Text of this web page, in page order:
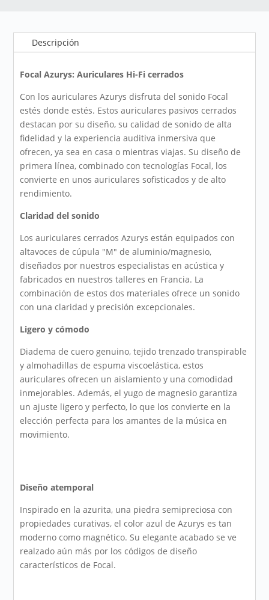
Descripción
Focal Azurys: Auriculares Hi-Fi cerrados
Con los auriculares Azurys disfruta del sonido Focal
estés donde estés. Estos auriculares pasivos cerrados
destacan por su diseño, su calidad de sonido de alta
fidelidad y la experiencia auditiva inmersiva que
ofrecen, ya sea en casa o mientras viajas. Su diseño de
primera línea, combinado con tecnologías Focal, los
convierte en unos auriculares sofisticados y de alto
rendimiento.
Claridad del sonido
Los auriculares cerrados Azurys están equipados con
altavoces de cúpula "M" de aluminio/magnesio,
diseñados por nuestros especialistas en acústica y
fabricados en nuestros talleres en Francia. La
combinación de estos dos materiales ofrece un sonido
con una claridad y precisión excepcionales.
Ligero y cómodo
Diadema de cuero genuino, tejido trenzado transpirable
y almohadillas de espuma viscoelástica, estos
auriculares ofrecen un aislamiento y una comodidad
inmejorables. Además, el yugo de magnesio garantiza
un ajuste ligero y perfecto, lo que los convierte en la
elección perfecta para los amantes de la música en
movimiento.
Diseño atemporal
Inspirado en la azurita, una piedra semipreciosa con
propiedades curativas, el color azul de Azurys es tan
moderno como magnético. Su elegante acabado se ve
realzado aún más por los códigos de diseño
característicos de Focal.